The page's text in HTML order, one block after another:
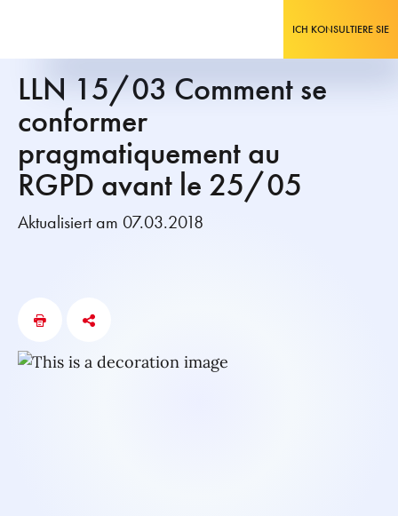
ICH KONSULTIERE SIE
LLN 15/03 Comment se
conformer
pragmatiquement au
RGPD avant le 25/05
Aktualisiert am 07.03.2018